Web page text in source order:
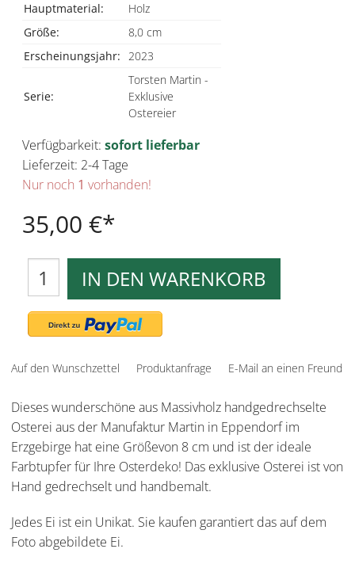
Hauptmaterial:
Holz
Größe:
8,0 cm
Erscheinungsjahr: 2023
Serie:
Torsten Martin -
Exklusive
Ostereier
Verfügbarkeit: sofort lieferbar
Lieferzeit: 2-4 Tage
Nur noch 1 vorhanden!
35,00 €
IN DEN WARENKORB
Auf den Wunschzettel Produktanfrage E-Mail an einen Freund
Dieses wunderschöne aus Massivholz handgedrechselte
Osterei aus der Manufaktur Martin in Eppendorf im
Erzgebirge hat eine Größevon 8 cm und ist der ideale
Farbtupfer für Ihre Osterdeko! Das exklusive Osterei ist von
Hand gedrechselt und handbemalt.
Jedes Ei ist ein Unikat. Sie kaufen garantiert das auf dem
Foto abgebildete Ei.